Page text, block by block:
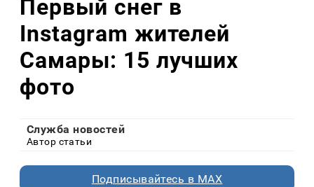
Первый снег в
Instagram жителей
Самары: 15 лучших
фото
Служба новостей
Автор статьи
Подписывайтесь в MAX